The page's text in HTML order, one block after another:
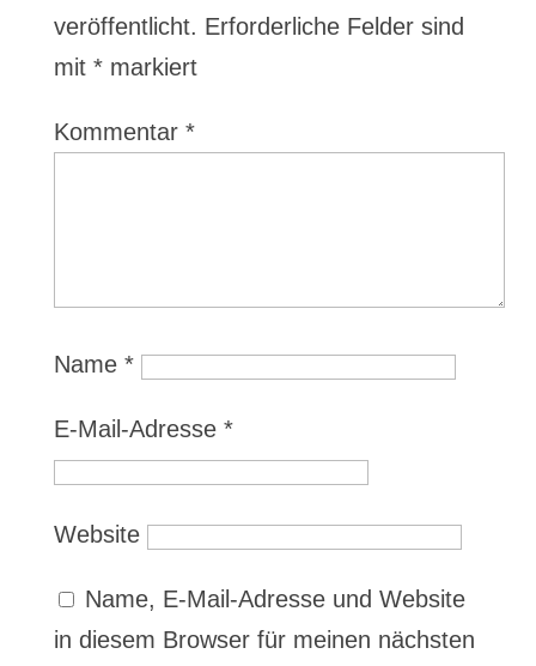
veröffentlicht. Erforderliche Felder sind
mit *markiert
Kommentar *
Name *
E-Mail-Adresse *
Website
Name, E-Mail-Adresse und Website
in diesem Browser für meinen nächsten